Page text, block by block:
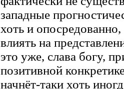
западные
хоть и
влиять на
это уже, слава богу,
позитивной
начнёт-таки хоть